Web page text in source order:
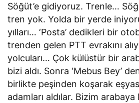
Söğüt’e gidiyoruz. Trenle…
tren yok. Yolda bir yerde
yılları… ‘Posta’ dedikleri bir
trenden gelen PTT evrakını
yolcuları… Çok külüstür bir
bizi aldı. Sonra ‘Mebus Bey’
birlikte peşinden koşarak
adamları aldılar. Bizim arabaya